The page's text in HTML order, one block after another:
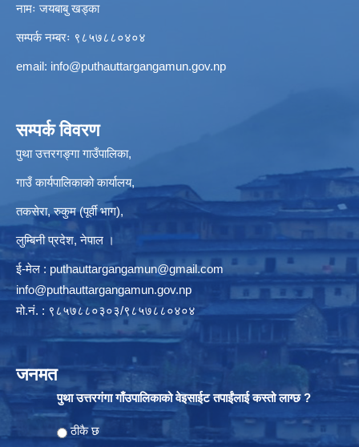
नामः जयबाबु खड्का
सम्पर्क नम्बरः ९८५७८८०४०४
email: info@puthauttargangamun.gov.np
सम्पर्क विवरण
पुथा उत्तरगङ्गा गाउँपालिका,
गाउँ कार्यपालिकाको कार्यालय,
तकसेरा, रुकुम (पूर्वी भाग),
लुम्बिनी प्रदेश, नेपाल ।
ई-मेल : puthauttargangamun@gmail.com
info@puthauttargangamun.gov.np
मो.नं. : ९८५७८८०३०३/९८५७८८०४०४
जनमत
पुथा उत्तरगंगा गाँउपालिकाको वेइसाईट तपाईंलाई कस्तो लाग्छ ?
Choices
ठीकै छ